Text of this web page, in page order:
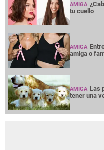
AMIGA
tu cuello
AMIGA
amiga o
AMIGA Las
tener una